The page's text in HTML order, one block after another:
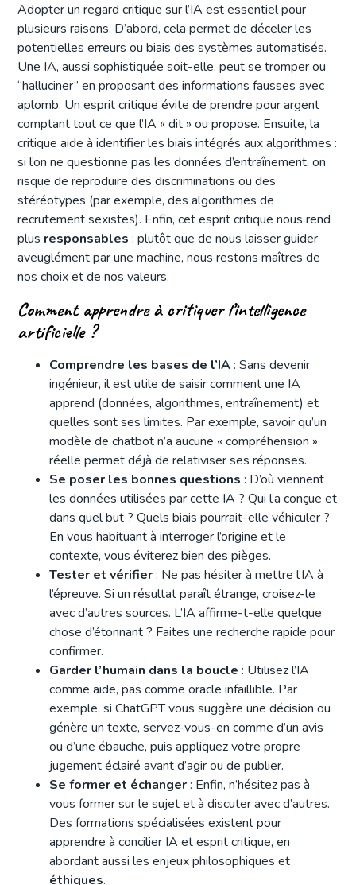
Adopter un regard critique sur l’IA est essentiel pour
plusieurs raisons. D’abord, cela permet de déceler les
potentielles erreurs ou biais des systèmes automatisés.
Une IA, aussi sophistiquée soit-elle, peut se tromper ou
“halluciner” en proposant des informations fausses avec
aplomb. Un esprit critique évite de prendre pour argent
comptant tout ce que l’IA « dit » ou propose. Ensuite, la
critique aide à identifier les biais intégrés aux algorithmes :
si l’on ne questionne pas les données d’entraînement, on
risque de reproduire des discriminations ou des
stéréotypes (par exemple, des algorithmes de
recrutement sexistes). Enfin, cet esprit critique nous rend
plus responsables : plutôt que de nous laisser guider
aveuglément par une machine, nous restons maîtres de
nos choix et de nos valeurs.
Comment apprendre à critiquer l’intelligence
artificielle ?
Comprendre les bases de l’IA: Sans devenir
ingénieur, il est utile de saisir comment une IA
apprend (données, algorithmes, entraînement) et
quelles sont ses limites. Par exemple, savoir qu’un
modèle de chatbot n’a aucune « compréhension »
réelle permet déjà de relativiser ses réponses.
Se poser les bonnes questions : D’où viennent
les données utilisées par cette IA ? Qui l’a conçue et
dans quel but ? Quels biais pourrait-elle véhiculer ?
En vous habituant à interroger l’origine et le
contexte, vous éviterez bien des pièges.
Tester et vérifier: Ne pas hésiter à mettre l’IA à
l’épreuve. Si un résultat paraît étrange, croisez-le
avec d’autres sources. L’IA affirme-t-elle quelque
chose d’étonnant ? Faites une recherche rapide pour
confirmer.
Garder l’humain dans la boucle : Utilisez l’IA
comme aide, pas comme oracle infaillible. Par
exemple, si ChatGPT vous suggère une décision ou
génère un texte, servez-vous-en comme d’un avis
ou d’une ébauche, puis appliquez votre propre
jugement éclairé avant d’agir ou de publier.
Se former et échanger: Enfin, n’hésitez pas à
vous former sur le sujet et à discuter avec d’autres.
Des formations spécialisées existent pour
apprendre à concilier IA et esprit critique, en
abordant aussi les enjeux philosophiques et
éthiques.